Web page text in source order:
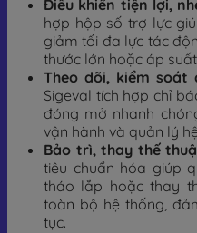
Điều khiển tiện lợi,
hợp hộp số trợ lực
giảm tối đa lực tác
thước lớn hoặc áp
Theo dõi, kiểm soát
Sigeval tích hợp chỉ
đóng mở nhanh
vận hành và quản lý
Bảo trì, thay thế
tiêu chuẩn hóa giúp
tháo lắp hoặc thay
toàn bộ hệ thống,
tục.